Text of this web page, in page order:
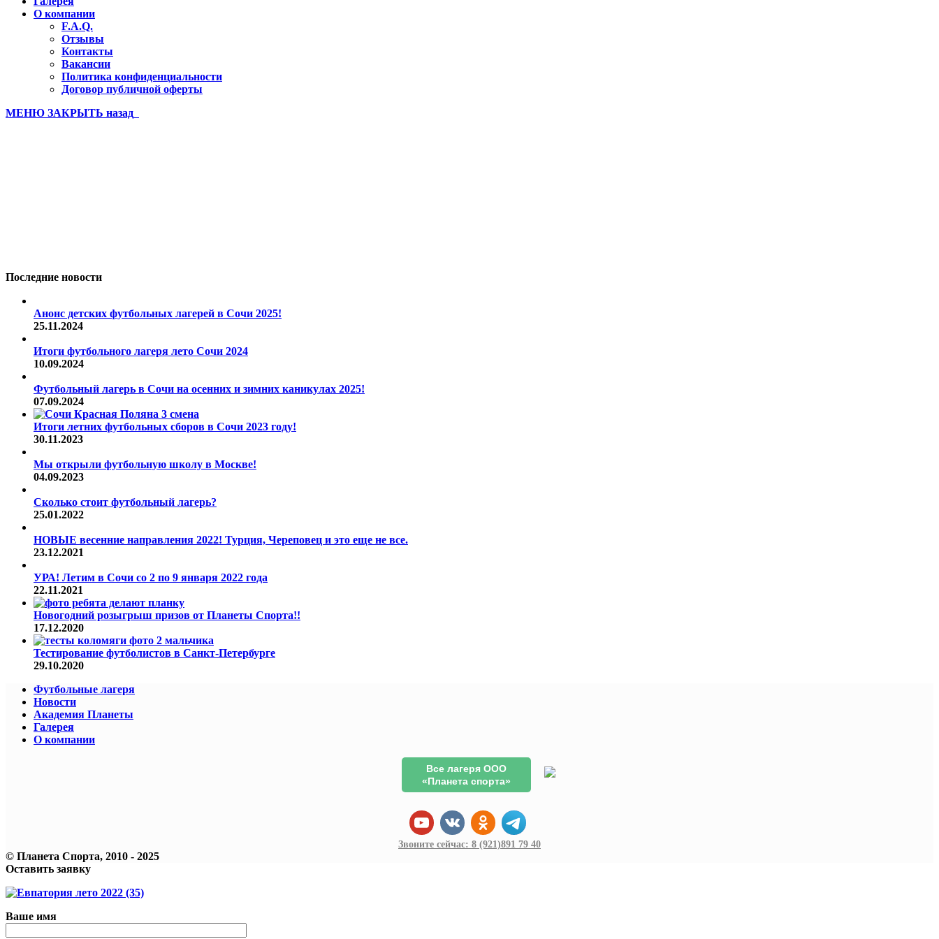
О компании
F.A.Q.
Отзывы
Контакты
Вакансии
Политика конфиденциальности
Договор публичной оферты
МЕНЮ ЗАКРЫТЬ назад
Последние новости
Анонс детских футбольных лагерей в Сочи 2025!
25.11.2024
Итоги футбольного лагеря лето Сочи 2024
10.09.2024
Футбольный лагерь в Сочи на осенних и зимних каникулах 2025!
07.09.2024
Итоги летних футбольных сборов в Сочи 2023 году!
30.11.2023
Мы открыли футбольную школу в Москве!
04.09.2023
Сколько стоит футбольный лагерь?
25.01.2022
НОВЫЕ весенние направления 2022! Турция, Череповец и это еще не все.
23.12.2021
УРА! Летим в Сочи со 2 по 9 января 2022 года
22.11.2021
Новогодний розыгрыш призов от Планеты Спорта!!
17.12.2020
Тестирование футболистов в Санкт-Петербурге
29.10.2020
Футбольные лагеря
Новости
Академия Планеты
Галерея
О компании
Все лагеря ООО
«Планета спорта»
Звоните сейчас: 8 (921)891 79 40
© Планета Спорта, 2010 - 2025
Оставить заявку
Ваше имя